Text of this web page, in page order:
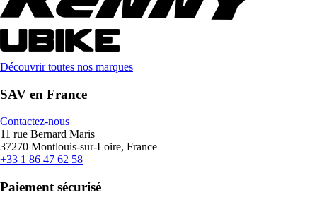
Découvrir toutes nos marques
SAV en France
Contactez-nous
11 rue Bernard Maris
37270 Montlouis-sur-Loire, France
+33 1 86 47 62 58
Paiement sécurisé